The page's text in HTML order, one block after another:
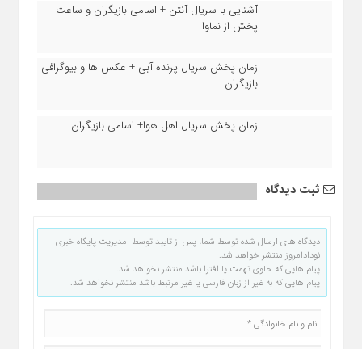
آشنایی با سریال آنتن + اسامی بازیگران و ساعت
پخش از نماوا
زمان پخش سریال پرنده آبی + عکس ها و بیوگرافی
بازیگران
زمان پخش سریال اهل هوا+ اسامی بازیگران
ثبت دیدگاه
دیدگاه های ارسال شده توسط شما، پس از تایید توسط مدیریت پایگاه خبری
نودادامروز منتشر خواهد شد.
پیام هایی که حاوی تهمت یا افترا باشد منتشر نخواهد شد.
پیام هایی که به غیر از زبان فارسی یا غیر مرتبط باشد منتشر نخواهد شد.